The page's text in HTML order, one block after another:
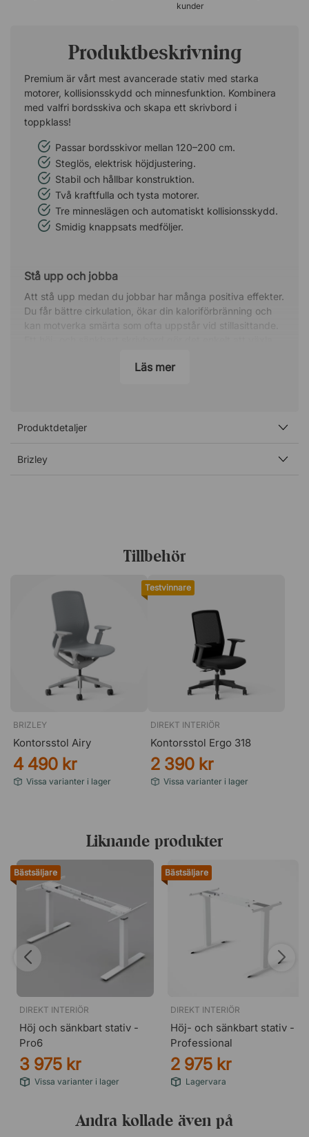
kunder
Produktbeskrivning
Premium är vårt mest avancerade stativ med starka
motorer, kollisionsskydd och minnesfunktion. Kombinera
med valfri bordsskiva och skapa ett skrivbord i
toppklass!
Passar bordsskivor mellan 120–200 cm.
Steglös, elektrisk höjdjustering.
Stabil och hållbar konstruktion.
Två kraftfulla och tysta motorer.
Tre minneslägen och automatiskt kollisionsskydd.
Smidig knappsats medföljer.
Stå upp och jobba
Att stå upp medan du jobbar har många positiva effekter.
Du får bättre cirkulation, ökar din kaloriförbränning och
kan motverka smärta som ofta uppstår vid stillasittande.
80 000 kalorier extra på ett år (vilket motsvarar
Stativet passar bordsskivor mellan 60–80 cm i bredd och
Höjdjustering med låg ljudnivå
Stativet är utrustat med en motor som arbetar tyst och
smidigt, så att du kan justera höjden så ofta du vill. Den
ser också till att bordet står stabilt och klarar en vikt på
upp till 160 kg.
Snabb och enkel montering
Monteringen tar bara 10–15 minuter med den
medföljande monteringsanvisningen. Du behöver inga
vi alltid nära till hands för att besvara dina frågor.
Observera! Bordsskiva medföljer ej.
Höjs och sänks med knappsats under bordsskivan.
I kraftig metall.
Pulverlack med härdad yta.
Justerbart i bredd: 114,5–174 cm.
Certifierat enligt NEN-EN 527.
Certifierat med Global GreenTag.
IGR-certifierat.
Motorer
Inkapslade för ökad säkerhet.
Läs mer
Produktdetaljer
Brizley
Tillbehör
BRIZLEY
Kontorsstol Airy
4 490 kr
Vissa varianter i lager
Testvinnare
DIREKT INTERIÖR
Kontorsstol Ergo 318
2 390 kr
Vissa varianter i lager
Liknande produkter
Bästsäljare
DIREKT INTERIÖR
Höj och sänkbart stativ -
Pro6
3 975 kr
Vissa varianter i lager
Bästsäljare
DIREKT INTERIÖR
Höj- och sänkbart stativ -
Professional
2 975 kr
Lagervara
Andra kollade även på